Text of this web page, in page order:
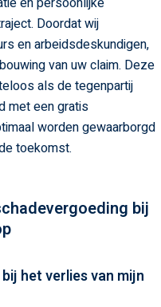
Doordat wij
en arbeidsdeskundigen,
van uw claim. Deze
als de tegenpartij
met een gratis
worden gewaarborgd
toekomst.
bij
het verlies van mijn